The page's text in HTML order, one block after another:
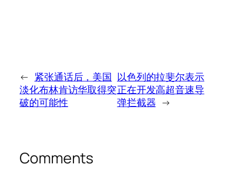
← 紧张通话后，美国
淡化布林肯访华取得突
破的可能性
以色列的拉斐尔表示
正在开发高超音速导
弹拦截器 →
Comments